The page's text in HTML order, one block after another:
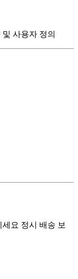
및 사용자 정의
요 정시 배송 보